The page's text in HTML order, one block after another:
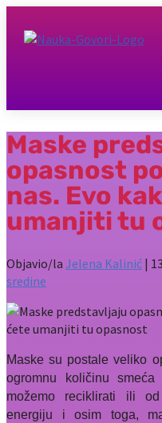
Maske
opasnost
nas. Evo
umanjiti tu
Objavio/la Jelena Kalinić |
sredine
Maske su postale veliko
ogromnu količinu
možemo reciklirati ili
energiju i osim toga,